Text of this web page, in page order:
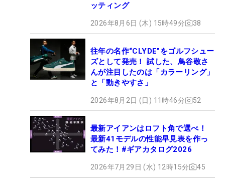
ッティング
2026年8月6日 (木) 15時49分 38
往年の名作“CLYDE”をゴルフシュー
ズとして発売！ 試した、鳥谷敬さ
んが注目したのは「カラーリング」
と「動きやすさ」
2026年8月2日 (日) 11時46分 52
最新アイアンはロフト角で選べ！
最新41モデルの性能早見表を作っ
てみた！#ギアカタログ2026
2026年7月29日 (水) 12時15分 45